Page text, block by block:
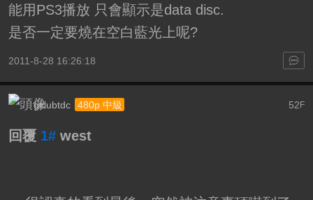
能用PS3播放 只會顯示是data disc.
是否一定要燒在空白藍光上呢?
2011-8-28 16:26:18
52 F
gclubtdc 480p 中級
回覆 1# west